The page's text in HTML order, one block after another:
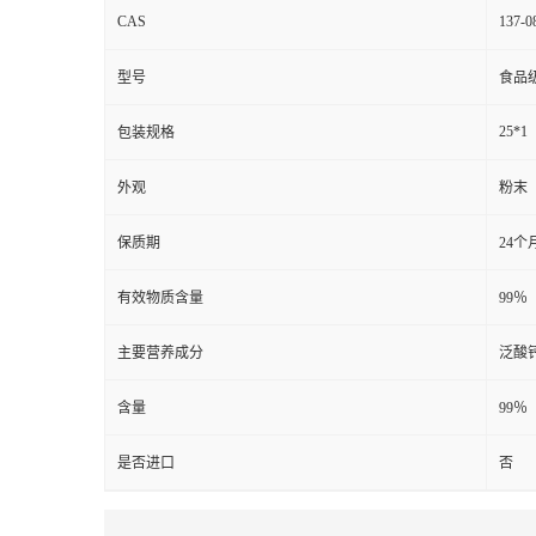
CAS 137-
型号 食品
包装规格 25*1
外观 粉末
保质期 24个
有效物质含量 99％
主要营养成分 泛酸
含量 99％
是否进口 否